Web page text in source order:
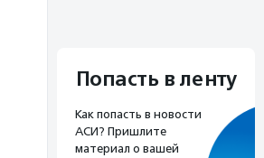
Попасть в ленту
Как попасть в новости
АСИ? Пришлите
материал о вашей